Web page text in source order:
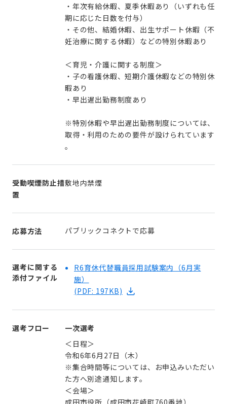
・年次有給休暇、夏季休暇あり（いずれも任
期に応じた日数を付与）
・その他、結婚休暇、出生サポート休暇（不
妊治療に関する休暇）などの特別休暇あり
＜育児・介護に関する制度＞
・子の看護休暇、短期介護休暇などの特別休
暇あり
・早出遅出勤務制度あり
※特別休暇や早出遅出勤務制度については、
取得・利用のための要件が設けられています
。
受動喫煙防止措
置
敷地内禁煙
応募方法 パブリックコネクトで応募
選考に関する
添付ファイル
R6育休代替職員採用試験案内（6月実
施）
(PDF: 197KB)
選考フロー
一次選考
＜日程＞
令和6年6月27日（木）
※集合時間等については、お申込みいただい
た方へ別途通知します。
＜会場＞
成田市役所（成田市花崎町760番地）